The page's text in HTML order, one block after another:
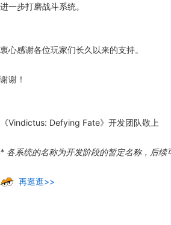
进一步打磨战斗系统。
衷心感谢各位玩家们长久以来的支持。
谢谢！
《Vindictus: Defying Fate》开发团队敬上
* 各系统的名称为开发阶段的暂定名称，后续
再逛逛>>